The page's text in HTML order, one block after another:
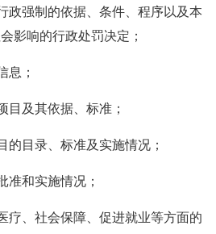
强制的依据、条件、程序以及本
影响的行政处罚决定；
；
及其依据、标准；
目录、标准及实施情况；
和实施情况；
、社会保障、促进就业等方面的